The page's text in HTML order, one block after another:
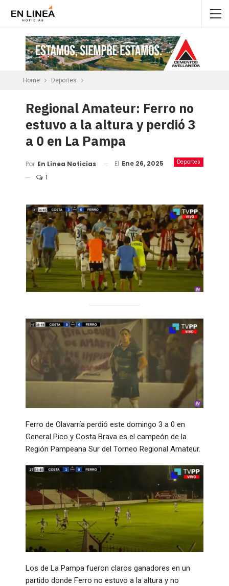
Home Deportes
Regional Amateur: Ferro no
estuvo a la altura y perdió 3
a 0 en La Pampa
Deportes
Por En Linea Noticias El Ene 26, 2025
1
Ferro de Olavarría perdió este domingo 3 a 0 en
General Pico y Costa Brava es el campeón de la
Región Pampeana Sur del Torneo Regional Amateur.
Los de La Pampa fueron claros ganadores en un
partido donde Ferro no estuvo a la altura y no